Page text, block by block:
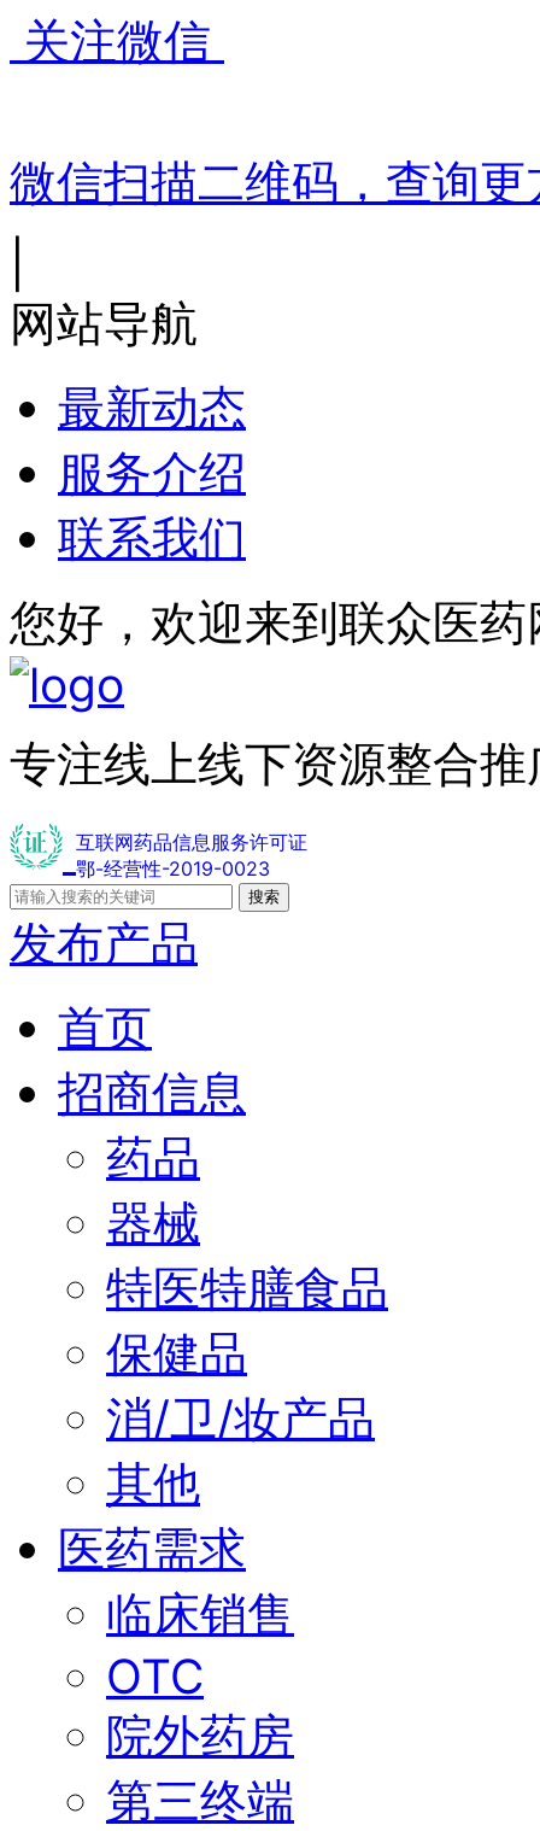
关注微信
微信扫描二维码，查询
网站导航
最新动态
服务介绍
联系我们
您好，欢迎来到联众医药
专注线上线下资源整合推
互联网药品信息服务许可证
鄂-经营性-2019-0023
搜索
发布产品
首页
招商信息
药品
器械
特医特膳食品
保健品
消/卫/妆产品
其他
医药需求
临床销售
OTC
院外药房
第三终端